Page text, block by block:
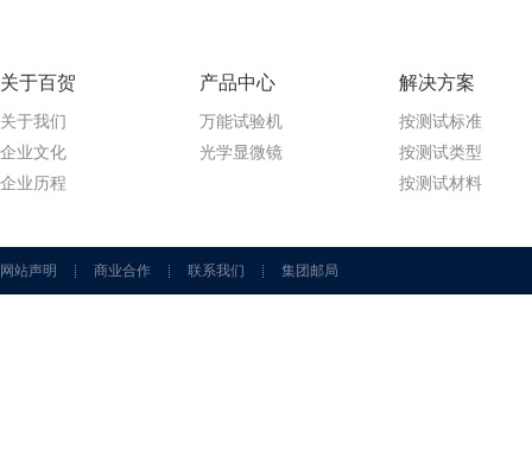
关于百贺
关于我们
企业文化
企业历程
产品中心
万能试验机
光学显微镜
解决方案
按测试标准
按测试类型
按测试材料
网站声明 商业合作 联系我们 集团邮局